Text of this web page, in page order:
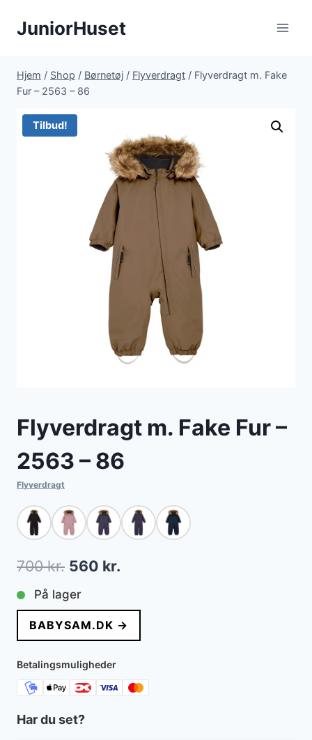
JuniorHuset
Hjem / Shop / Børnetøj / Flyverdragt / Flyverdragt m. Fake
Fur – 2563 – 86
Tilbud!
Flyverdragt m. Fake Fur –
2563 – 86
Flyverdragt
700kr. Den
oprindelige
pris
var:
700 kr..
560 kr.
pris
er:
På lager
BABYSAM.DK →
Betalingsmuligheder
Har du set?